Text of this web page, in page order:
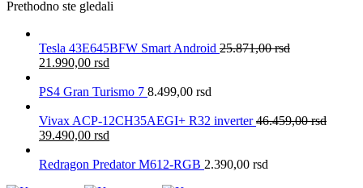
Prethodno ste gledali
Tesla 43E645BFW Smart Android 25.871,00rsd
21.990,00 rsd
PS4 Gran Turismo 7 8.499,00 rsd
Vivax ACP-12CH35AEGI+ R32 inverter46.459,00rsd
39.490,00 rsd
Redragon Predator M612-RGB 2.390,00 rsd